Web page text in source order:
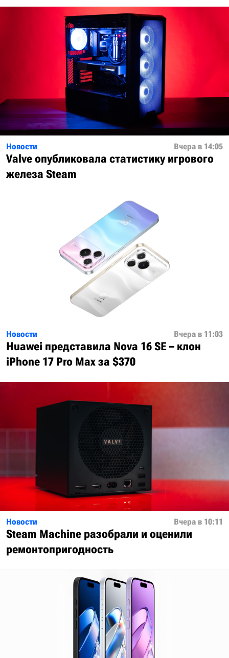
Новости Вчера в 14:05
Valve опубликовала статистику игрового
железа Steam
Новости Вчера в 11:03
Huawei представила Nova 16 SE – клон
iPhone 17 Pro Max за $370
Новости Вчера в 10:11
Steam Machine разобрали и оценили
ремонтопригодность